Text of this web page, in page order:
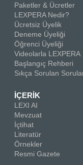
Paketler & Ücretler
LEXPERA Nedir?
Ücretsiz Üyelik
Deneme Üyeliği
Öğrenci Üyeliği
Videolarla LEXPERA
Başlangıç Rehberi
Sıkça Sorulan
İÇERİK
LEXI AI
Mevzuat
İçtihat
Literatür
Örnekler
Resmi Gazete